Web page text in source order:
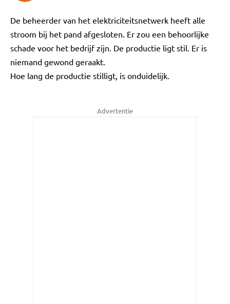
De beheerder van het elektriciteitsnetwerk heeft alle
stroom bij het pand afgesloten. Er zou een behoorlijke
schade voor het bedrijf zijn. De productie ligt stil. Er is
niemand gewond geraakt.
Hoe lang de productie stilligt, is onduidelijk.
Advertentie